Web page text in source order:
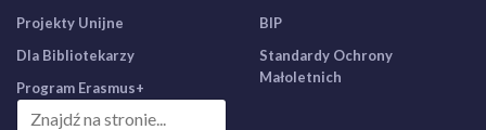
Projekty Unijne
Dla Bibliotekarzy
Program Erasmus+
BIP
Standardy Ochrony
Małoletnich